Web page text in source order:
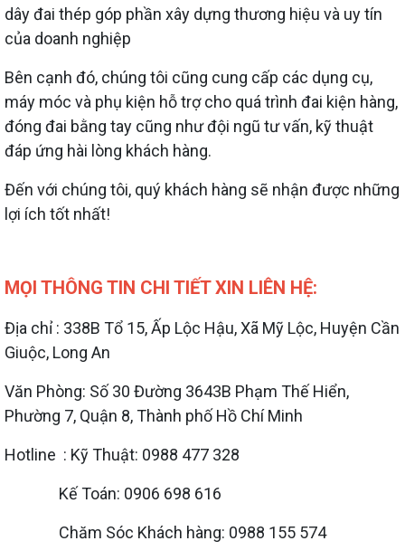
dây đai thép góp phần xây dựng thương hiệu và uy tín
của doanh nghiệp
Bên cạnh đó, chúng tôi cũng cung cấp các dụng cụ,
máy móc và phụ kiện hỗ trợ cho quá trình đai kiện hàng,
đóng đai bằng tay cũng như đội ngũ tư vấn, kỹ thuật
đáp ứng hài lòng khách hàng.
Đến với chúng tôi, quý khách hàng sẽ nhận được những
lợi ích tốt nhất!
MỌI THÔNG TIN CHI TIẾT XIN LIÊN HỆ:
Địa chỉ : 338B Tổ 15, Ấp Lộc Hậu, Xã Mỹ Lộc, Huyện Cần
Giuộc, Long An
Văn Phòng: Số 30 Đường 3643B Phạm Thế Hiển,
Phường 7, Quận 8, Thành phố Hồ Chí Minh
Hotline : Kỹ Thuật: 0988 477 328
Kế Toán: 0906 698 616
Chăm Sóc Khách hàng: 0988 155 574